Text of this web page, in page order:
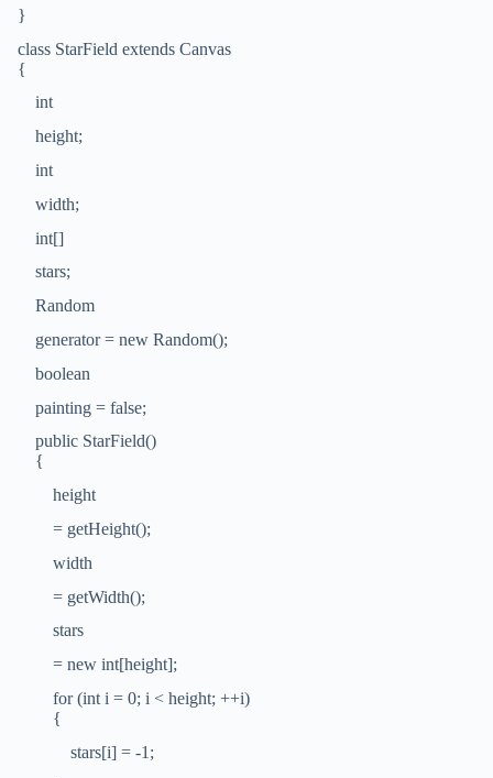
}
class StarField extends Canvas
{
int
height;
int
width;
int[]
stars;
Random
generator = new Random();
boolean
painting = false;
public StarField()
{
height
= getHeight();
width
= getWidth();
stars
= new int[height];
for (int i = 0; i < height; ++i)
{
stars[i] = -1;